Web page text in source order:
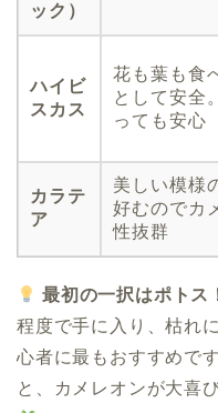
ック）
ハイビ
スカス
花も葉も食
として安全
っても安心
カラテ
ア
美しい模様
好むのでカ
性抜群
最初の一択はポトス
程度で手に入り、枯れ
心者に最もおすすめで
と、カメレオンが大喜